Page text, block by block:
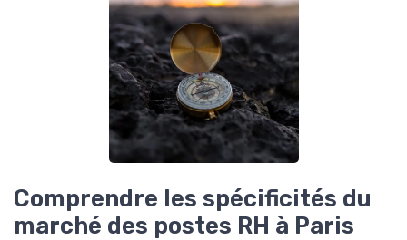
Comprendre les spécificités du
marché des postes RH à Paris